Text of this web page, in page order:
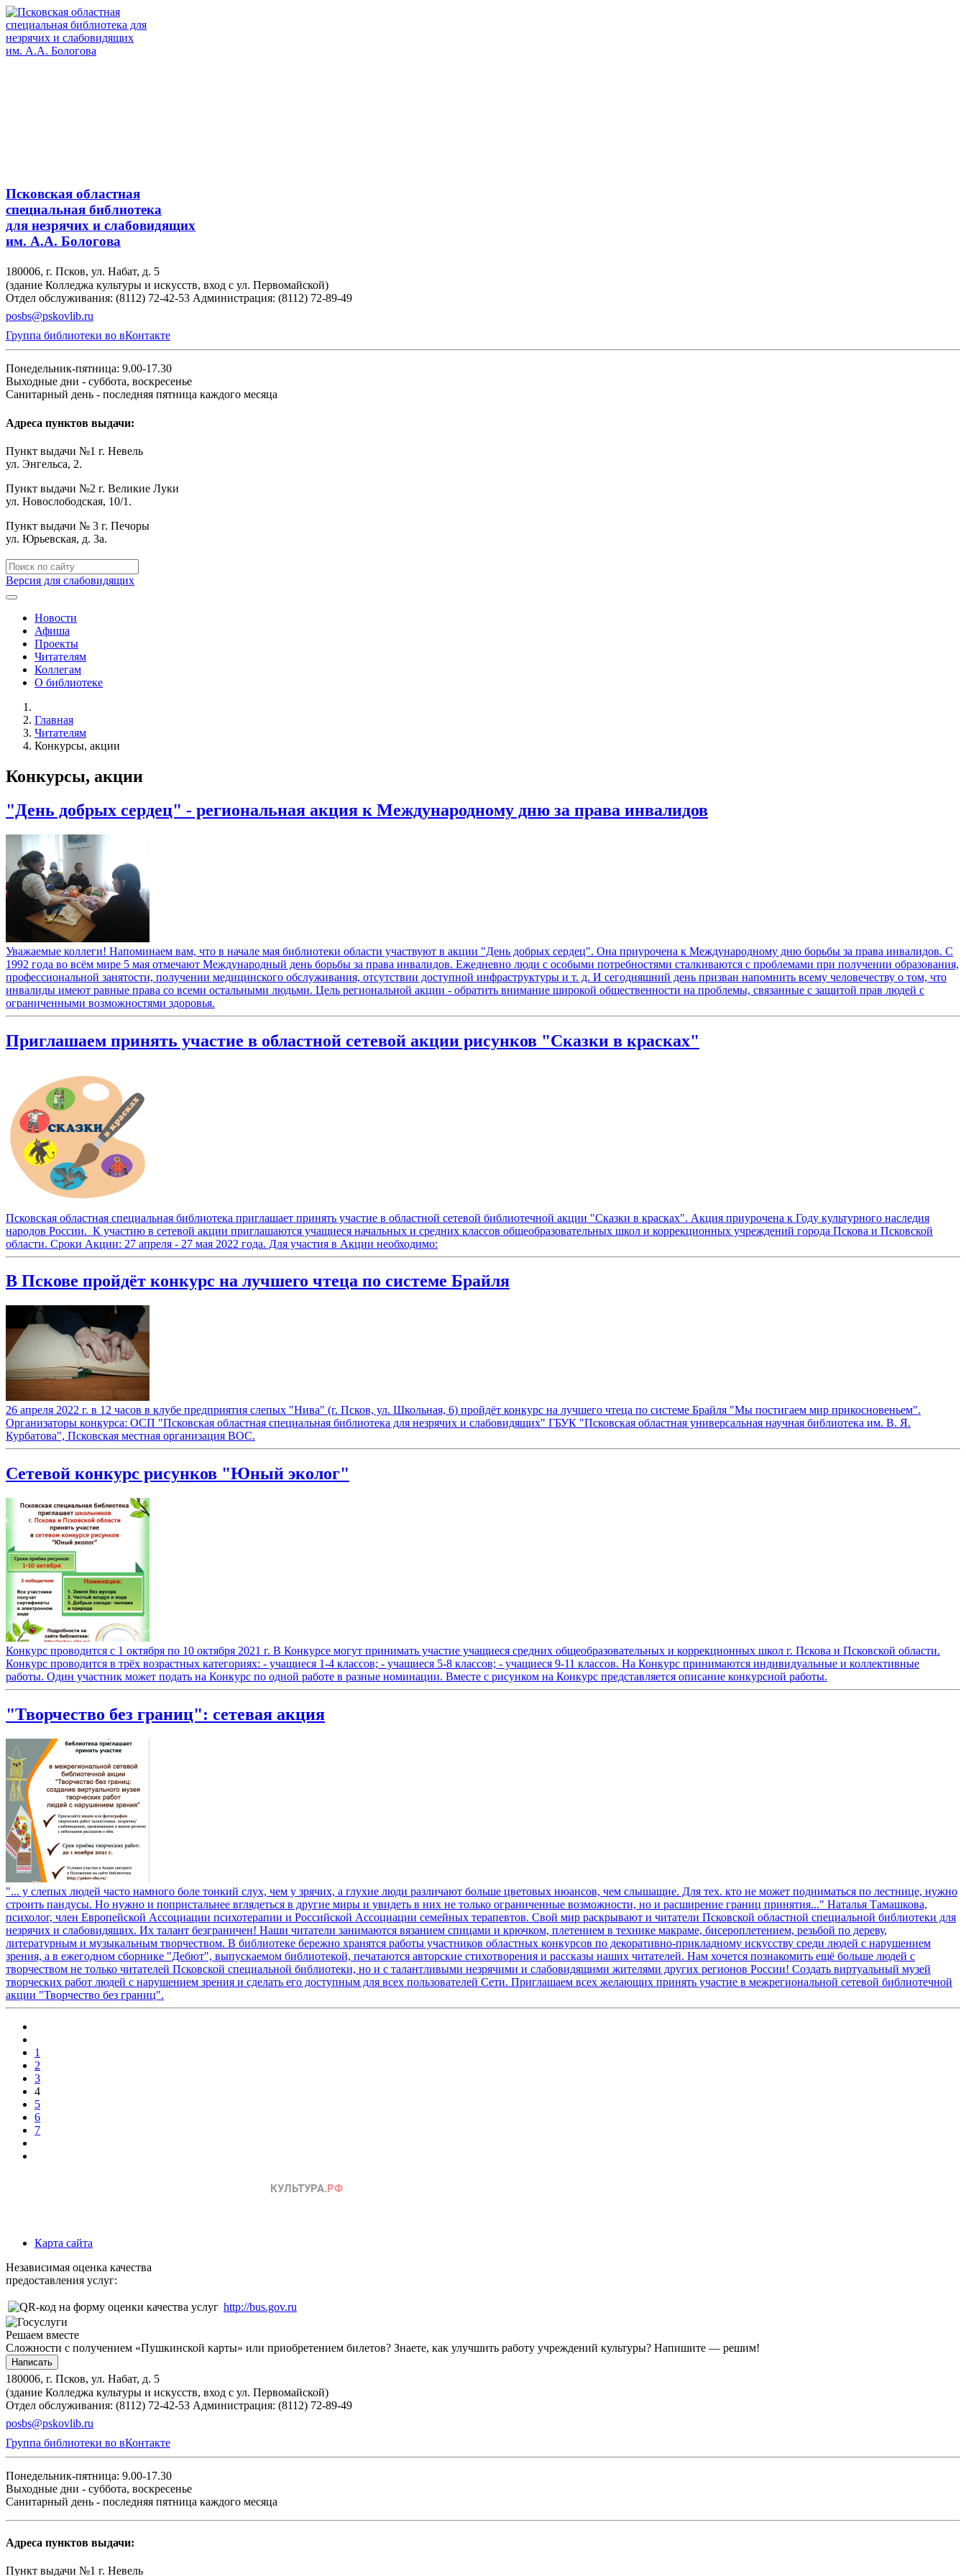
Псковская областная
специальная библиотека
для незрячих и слабовидящих
им. А.А. Бологова
180006, г. Псков, ул. Набат, д. 5
(здание Колледжа культуры и искусств, вход с ул. Первомайской)
Отдел обслуживания: (8112) 72-42-53 Администрация: (8112) 72-89-49
posbs@pskovlib.ru
Группа библиотеки во вКонтакте
Понедельник-пятница: 9.00-17.30
Выходные дни - суббота, воскресенье
Санитарный день - последняя пятница каждого месяца
Адреса пунктов выдачи:
Пункт выдачи №1 г. Невель
ул. Энгельса, 2.
Пункт выдачи №2 г. Великие Луки
ул. Новослободская, 10/1.
Пункт выдачи № 3 г. Печоры
ул. Юрьевская, д. 3а.
Версия для слабовидящих
Новости
Афиша
Проекты
Читателям
Коллегам
О библиотеке
Главная
Читателям
Конкурсы, акции
Конкурсы, акции
"День добрых сердец" - региональная акция к Международному дню за права инвалидов
Уважаемые коллеги! Напоминаем вам, что в начале мая библиотеки области участвуют в акции "День добрых сердец". Она приурочена к Международному дню борьбы за права инвалидов. С
1992 года во всём мире 5 мая отмечают Международный день борьбы за права инвалидов. Ежедневно люди с особыми потребностями сталкиваются с проблемами при получении образования,
профессиональной занятости, получении медицинского обслуживания, отсутствии доступной инфраструктуры и т. д. И сегодняшний день призван напомнить всему человечеству о том, что
инвалиды имеют равные права со всеми остальными людьми. Цель региональной акции - обратить внимание широкой общественности на проблемы, связанные с защитой прав людей с
ограниченными возможностями здоровья.
Приглашаем принять участие в областной сетевой акции рисунков "Сказки в красках"
Псковская областная специальная библиотека приглашает принять участие в областной сетевой библиотечной акции "Сказки в красках". Акция приурочена к Году культурного наследия
народов России. К участию в сетевой акции приглашаются учащиеся начальных и средних классов общеобразовательных школ и коррекционных учреждений города Пскова и Псковской
области. Сроки Акции: 27 апреля - 27 мая 2022 года. Для участия в Акции необходимо:
В Пскове пройдёт конкурс на лучшего чтеца по системе Брайля
26 апреля 2022 г. в 12 часов в клубе предприятия слепых "Нива" (г. Псков, ул. Школьная, 6) пройдёт конкурс на лучшего чтеца по системе Брайля "Мы постигаем мир прикосновеньем".
Организаторы конкурса: ОСП "Псковская областная специальная библиотека для незрячих и слабовидящих" ГБУК "Псковская областная универсальная научная библиотека им. В. Я.
Курбатова", Псковская местная организация ВОС.
Сетевой конкурс рисунков "Юный эколог"
Конкурс проводится с 1 октября по 10 октября 2021 г. В Конкурсе могут принимать участие учащиеся средних общеобразовательных и коррекционных школ г. Пскова и Псковской области.
Конкурс проводится в трёх возрастных категориях: - учащиеся 1-4 классов; - учащиеся 5-8 классов; - учащиеся 9-11 классов. На Конкурс принимаются индивидуальные и коллективные
работы. Один участник может подать на Конкурс по одной работе в разные номинации. Вместе с рисунком на Конкурс представляется описание конкурсной работы.
"Творчество без границ": сетевая акция
"... у слепых людей часто намного боле тонкий слух, чем у зрячих, а глухие люди различают больше цветовых нюансов, чем слышащие. Для тех. кто не может подниматься по лестнице, нужно
строить пандусы. Но нужно и попристальнее вглядеться в другие миры и увидеть в них не только ограниченные возможности, но и расширение границ принятия..." Наталья Тамашкова,
психолог, член Европейской Ассоциации психотерапии и Российской Ассоциации семейных терапевтов. Свой мир раскрывают и читатели Псковской областной специальной библиотеки для
незрячих и слабовидящих. Их талант безграничен! Наши читатели занимаются вязанием спицами и крючком, плетением в технике макраме, бисероплетением, резьбой по дереву,
литературным и музыкальным творчеством. В библиотеке бережно хранятся работы участников областных конкурсов по декоративно-прикладному искусству среди людей с нарушением
зрения, а в ежегодном сборнике "Дебют", выпускаемом библиотекой, печатаются авторские стихотворения и рассказы наших читателей. Нам хочется познакомить ещё больше людей с
творчеством не только читателей Псковской специальной библиотеки, но и с талантливыми незрячими и слабовидящими жителями других регионов России! Создать виртуальный музей
творческих работ людей с нарушением зрения и сделать его доступным для всех пользователей Сети. Приглашаем всех желающих принять участие в межрегиональной сетевой библиотечной
акции "Творчество без границ".
1
2
3
4
5
6
7
Карта сайта
Независимая оценка качества
предоставления услуг:
http://bus.gov.ru
Решаем вместе
Сложности с получением «Пушкинской карты» или приобретением билетов? Знаете, как улучшить работу учреждений культуры? Напишите — решим!
Написать
180006, г. Псков, ул. Набат, д. 5
(здание Колледжа культуры и искусств, вход с ул. Первомайской)
Отдел обслуживания: (8112) 72-42-53 Администрация: (8112) 72-89-49
posbs@pskovlib.ru
Группа библиотеки во вКонтакте
Понедельник-пятница: 9.00-17.30
Выходные дни - суббота, воскресенье
Санитарный день - последняя пятница каждого месяца
Адреса пунктов выдачи:
Пункт выдачи №1 г. Невель